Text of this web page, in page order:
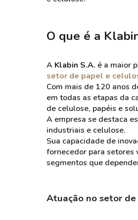
O que é a
A Klabin S.A. é a maior
setor de papel e
Com mais de 120 anos
em todas as etapas da
de celulose, papéis e
A empresa se destaca
industriais e celulose.
Sua capacidade de
fornecedor para setores
segmentos que
Atuação no setor